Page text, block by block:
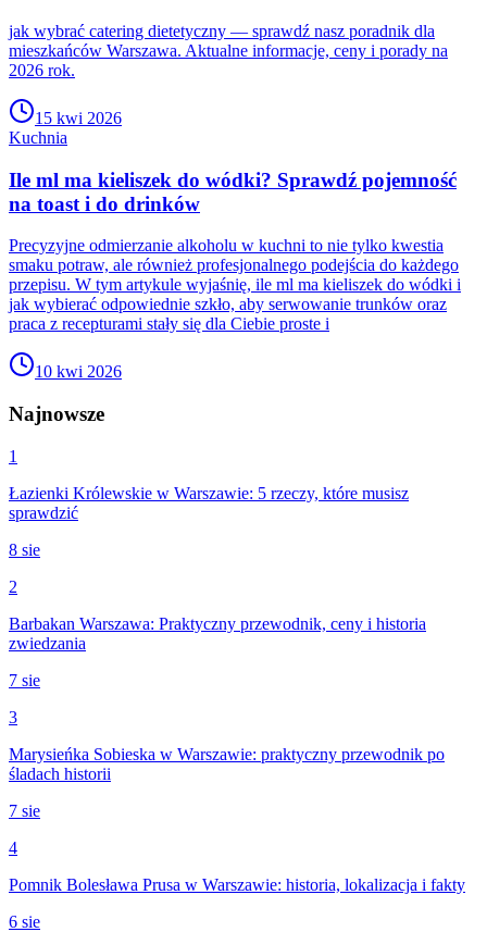
jak wybrać catering dietetyczny — sprawdź nasz poradnik dla
mieszkańców Warszawa. Aktualne informacje, ceny i porady na
2026 rok.
15 kwi 2026
Kuchnia
Ile ml ma kieliszek do wódki? Sprawdź pojemność
na toast i do drinków
Precyzyjne odmierzanie alkoholu w kuchni to nie tylko kwestia
smaku potraw, ale również profesjonalnego podejścia do każdego
przepisu. W tym artykule wyjaśnię, ile ml ma kieliszek do wódki i
jak wybierać odpowiednie szkło, aby serwowanie trunków oraz
praca z recepturami stały się dla Ciebie proste i
10 kwi 2026
Najnowsze
1
Łazienki Królewskie w Warszawie: 5 rzeczy, które musisz
sprawdzić
8 sie
2
Barbakan Warszawa: Praktyczny przewodnik, ceny i historia
zwiedzania
7 sie
3
Marysieńka Sobieska w Warszawie: praktyczny przewodnik po
śladach historii
7 sie
4
Pomnik Bolesława Prusa w Warszawie: historia, lokalizacja i fakty
6 sie